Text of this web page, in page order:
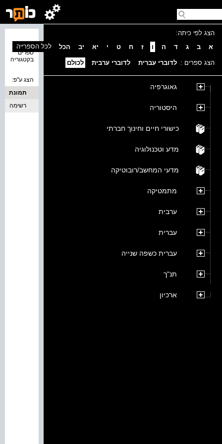
הצג לפי כיתה:
א
ב ג ד ה ו ז ח ט י יא יב הכל
הצג ספרים : לדוברי עברית לדוברי ערבית לכולם
גאוגרפיה
היסטוריה
כישורי חיים וחינוך חברתי
מדע וטכנולוגיה
מדעי המחשב/רובוטיקה
מתמטיקה
ערבית
עברית
עברית כשפה שנייה
תנ"ך
ארכיון
ספרים
בקטגוריה
לכל הספרייה
הצג ע''פ:
תמונת
כריכה
רשימה